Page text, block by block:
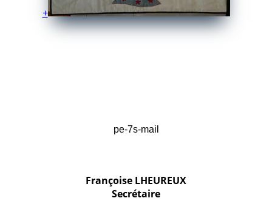
+
pe-7s-mail
Françoise LHEUREUX
Secrétaire